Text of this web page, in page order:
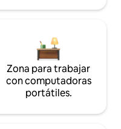
Zona para trabajar
con computadoras
portátiles.